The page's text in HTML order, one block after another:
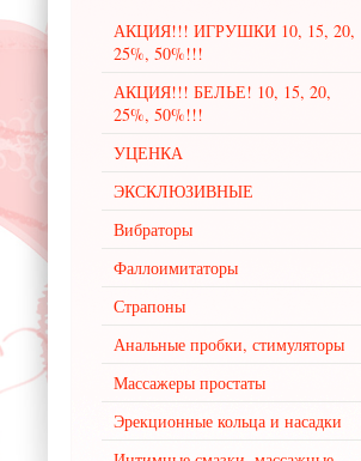
АКЦИЯ!!! ИГРУШКИ 10, 15, 20,
25%, 50%!!!
АКЦИЯ!!! БЕЛЬЕ! 10, 15, 20,
25%, 50%!!!
УЦЕНКА
ЭКСКЛЮЗИВНЫЕ
Вибраторы
Фаллоимитаторы
Страпоны
Анальные пробки, стимуляторы
Массажеры простаты
Эрекционные кольца и насадки